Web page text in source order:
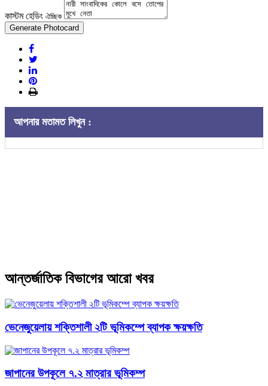
কাস্টম হেডিং ঐচ্ছিক
Generate Photocard
আপনার মতামত লিখুন :
আন্তর্জাতিক বিভাগের আরো খবর
ভেনেজুয়েলায় শক্তিশালী ২টি ভূমিকম্পে ব্যাপক ক্ষয়ক্ষতি
জাপানের উপকূলে ৭.২ মাত্রার ভূমিকম্প